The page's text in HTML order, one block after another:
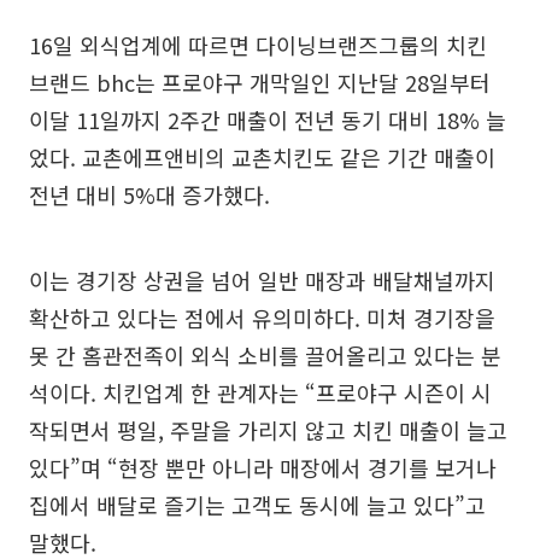
16일 외식업계에 따르면 다이닝브랜즈그룹의 치킨
브랜드 bhc는 프로야구 개막일인 지난달 28일부터
이달 11일까지 2주간 매출이 전년 동기 대비 18% 늘
었다. 교촌에프앤비의 교촌치킨도 같은 기간 매출이
전년 대비 5%대 증가했다.
이는 경기장 상권을 넘어 일반 매장과 배달채널까지
확산하고 있다는 점에서 유의미하다. 미처 경기장을
못 간 홈관전족이 외식 소비를 끌어올리고 있다는 분
석이다. 치킨업계 한 관계자는 “프로야구 시즌이 시
작되면서 평일, 주말을 가리지 않고 치킨 매출이 늘고
있다”며 “현장 뿐만 아니라 매장에서 경기를 보거나
집에서 배달로 즐기는 고객도 동시에 늘고 있다”고
말했다.